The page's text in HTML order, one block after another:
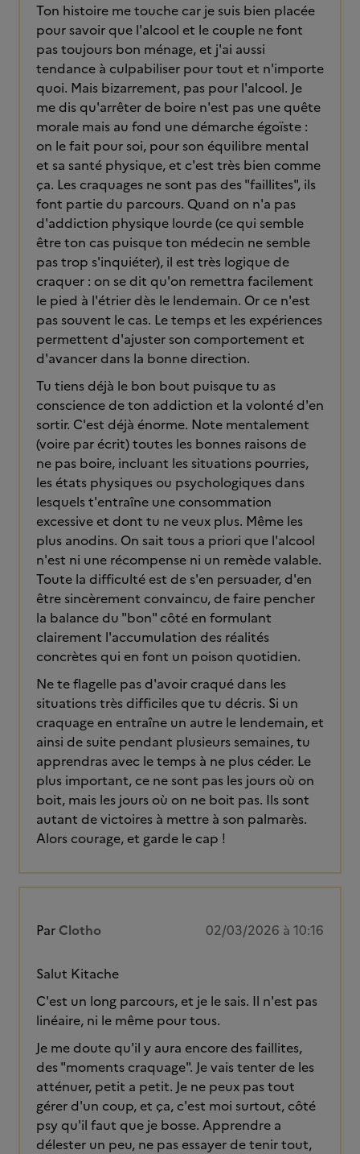
Ton histoire me touche car je suis bien placée
pour savoir que l'alcool et le couple ne font
pas toujours bon ménage, et j'ai aussi
tendance à culpabiliser pour tout et n'importe
quoi. Mais bizarrement, pas pour l'alcool. Je
me dis qu'arrêter de boire n'est pas une quête
morale mais au fond une démarche égoïste :
on le fait pour soi, pour son équilibre mental
et sa santé physique, et c'est très bien comme
ça. Les craquages ne sont pas des "faillites", ils
font partie du parcours. Quand on n'a pas
d'addiction physique lourde (ce qui semble
être ton cas puisque ton médecin ne semble
pas trop s'inquiéter), il est très logique de
craquer : on se dit qu'on remettra facilement
le pied à l'étrier dès le lendemain. Or ce n'est
pas souvent le cas. Le temps et les expériences
permettent d'ajuster son comportement et
d'avancer dans la bonne direction.
Tu tiens déjà le bon bout puisque tu as
conscience de ton addiction et la volonté d'en
sortir. C'est déjà énorme. Note mentalement
(voire par écrit) toutes les bonnes raisons de
ne pas boire, incluant les situations pourries,
les états physiques ou psychologiques dans
lesquels t'entraîne une consommation
excessive et dont tu ne veux plus. Même les
plus anodins. On sait tous a priori que l'alcool
n'est ni une récompense ni un remède valable.
Toute la difficulté est de s'en persuader, d'en
être sincèrement convaincu, de faire pencher
la balance du "bon" côté en formulant
clairement l'accumulation des réalités
concrètes qui en font un poison quotidien.
Ne te flagelle pas d'avoir craqué dans les
situations très difficiles que tu décris. Si un
craquage en entraîne un autre le lendemain, et
ainsi de suite pendant plusieurs semaines, tu
apprendras avec le temps à ne plus céder. Le
plus important, ce ne sont pas les jours où on
boit, mais les jours où on ne boit pas. Ils sont
autant de victoires à mettre à son palmarès.
Alors courage, et garde le cap !
Par Clotho 02/03/2026 à 10:16
Salut Kitache
C'est un long parcours, et je le sais. Il n'est pas
linéaire, ni le même pour tous.
Je me doute qu'il y aura encore des faillites,
des "moments craquage". Je vais tenter de les
atténuer, petit a petit. Je ne peux pas tout
gérer d'un coup, et ça, c'est moi surtout, côté
psy qu'il faut que je bosse. Apprendre a
délester un peu, ne pas essayer de tenir tout,